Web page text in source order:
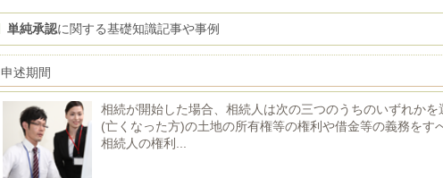
単純承認に関する基礎知識記事や事例
申述期間
相続が開始した場合、相続人は次の三つのうちのいずれか
(亡くなった方)の土地の所有権等の権利や借金等の義務をす
相続人の権利...